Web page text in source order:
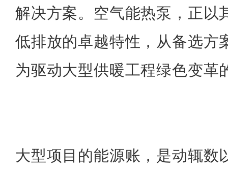
解决方案。空气能热泵，正以
低排放的卓越特性，从备选方
为驱动大型供暖工程绿色变革
大型项目的能源账，是动辄数